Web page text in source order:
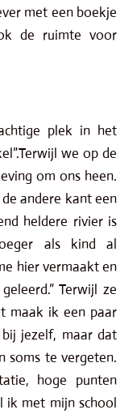
met een boekje
de ruimte voor
plek in het
we op de
om ons heen.
andere kant een
heldere rivier is
als kind al
hier vermaakt en
Terwijl ze
maak ik een paar
jezelf, maar dat
soms te vergeten.
hoge punten
ik met mijn school